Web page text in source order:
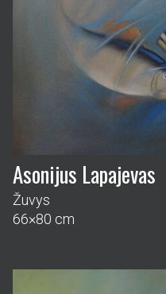
Asonijus Lapajevas
Žuvys
66×80 cm